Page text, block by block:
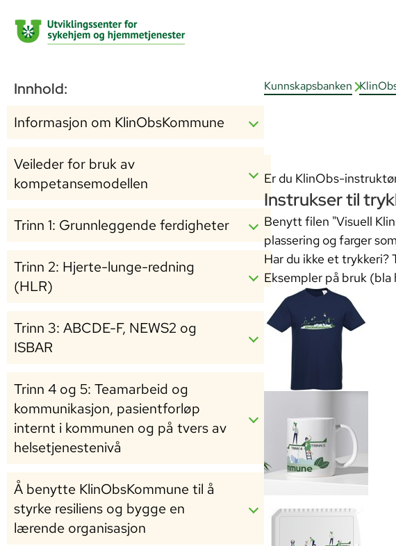
Innhold:
Informasjon om KlinObsKommune
Veileder for bruk av
kompetansemodellen
Trinn 1: Grunnleggende ferdigheter
Trinn 2: Hjerte-lunge-redning
(HLR)
Trinn 3: ABCDE-F, NEWS2 og
ISBAR
Trinn 4 og 5: Teamarbeid og
kommunikasjon, pasientforløp
internt i kommunen og på tvers av
helsetjenestenivå
Å benytte KlinObsKommune til å
styrke resiliens og bygge en
lærende organisasjon
Kunnskapsbanken
Er du KlinObs-
Instrukser til
Benytt filen "Visuell
plassering og farger
Har du ikke et trykkeri?
Eksempler på bruk